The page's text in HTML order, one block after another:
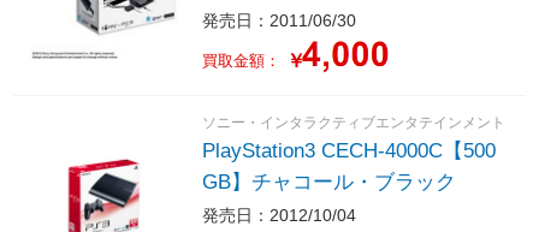
発売日：2011/06/30
買取金額： ￥
ソニー・インタラクティブエンタテインメント
PlayStation3 CECH-4000C【500
GB】チャコール・ブラック
発売日：2012/10/04